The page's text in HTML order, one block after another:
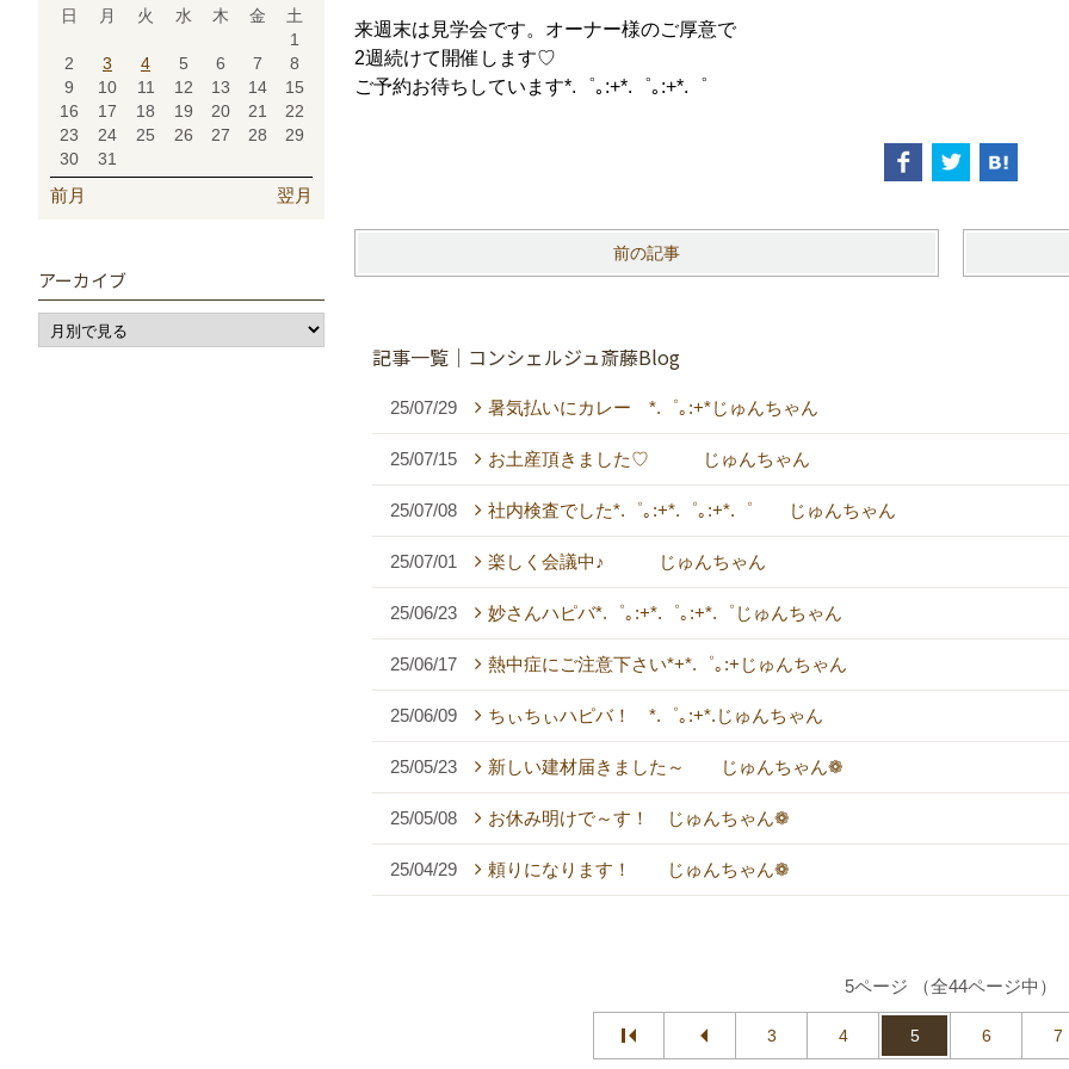
来週末は見学会です。オーナー様のご厚意で
2週続けて開催します♡
ご予約お待ちしています*.゜｡:+*.゜｡:+*.゜
前の記事
記事一覧｜コンシェルジュ斎藤Blog
25/07/29 暑気払いにカレー *.゜｡:+*じゅんちゃん
25/07/15 お土産頂きました♡ じゅんちゃん
25/07/08 社内検査でした*.゜｡:+*.゜｡:+*.゜ じゅんちゃん
25/07/01 楽しく会議中♪ じゅんちゃん
25/06/23 妙さんハピバ*.゜｡:+*.゜｡:+*.゜じゅんちゃん
25/06/17 熱中症にご注意下さい*+*.゜｡:+じゅんちゃん
25/06/09 ちぃちぃハピバ！ *.゜｡:+*.じゅんちゃん
25/05/23 新しい建材届きました～ じゅんちゃん❁
25/05/08 お休み明けで～す！ じゅんちゃん❁
25/04/29 頼りになります！ じゅんちゃん❁
5ページ （全44ページ中）
3 4 5 6 7
日 月 火 水 木 金
土
1
2
3 4 5 6 7
8
9
10 11 12 13 14
15
16
17 18 19 20 21
22
23
24 25 26 27 28
29
30
31
前月 翌月
アーカイブ